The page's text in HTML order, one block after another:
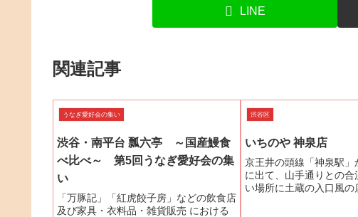
LINE
関連記事
うなぎ愛好会の集い
渋谷・南平台 瓢六亭 ～国産鰻食
べ比べ～ 第5回うなぎ愛好会の集
い
「万豚記」「紅虎餃子房」などの飲食店
及び家具・衣料品・雑貨販売 における
渋谷区
いちのや 神泉店
京王井の頭線「神泉駅」
に出て、山手通りとの合
い場所に土蔵の入口風の